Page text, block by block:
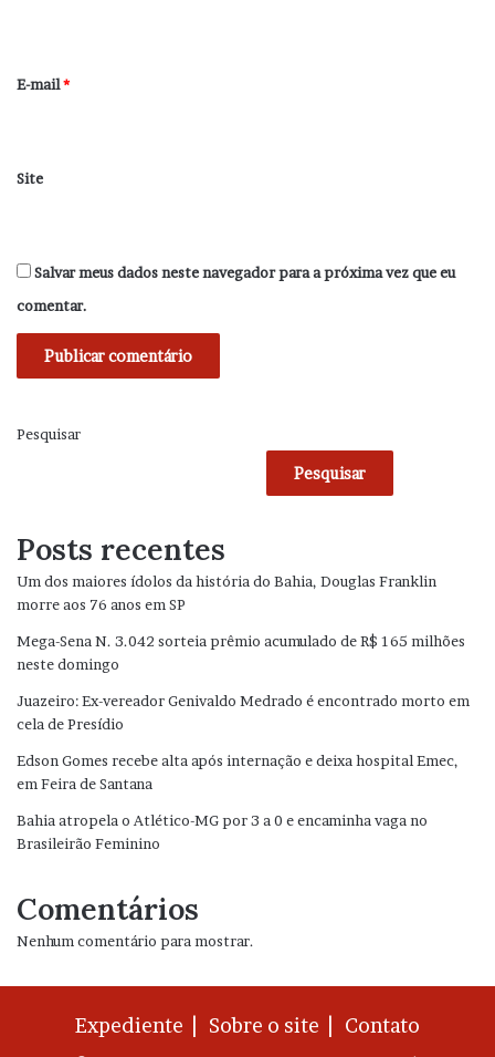
*
E-mail*
Site
Salvar meus dados neste navegador para a próxima vez que eu
comentar.
Pesquisar
Pesquisar
Posts recentes
Um dos maiores ídolos da história do Bahia, Douglas Franklin
morre aos 76 anos em SP
Mega-Sena N. 3.042 sorteia prêmio acumulado de R$ 165 milhões
neste domingo
Juazeiro: Ex-vereador Genivaldo Medrado é encontrado morto em
cela de Presídio
Edson Gomes recebe alta após internação e deixa hospital Emec,
em Feira de Santana
Bahia atropela o Atlético-MG por 3 a 0 e encaminha vaga no
Brasileirão Feminino
Comentários
Nenhum comentário para mostrar.
Expediente | Sobre o site | Contato